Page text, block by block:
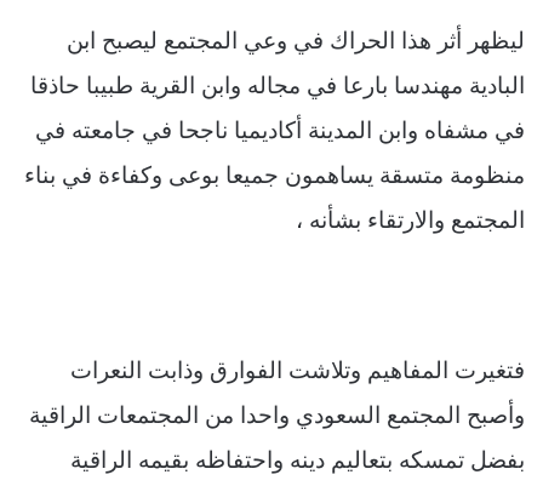
ليظهر أثر هذا الحراك في وعي المجتمع ليصبح ابن
البادية مهندسا بارعا في مجاله وابن القرية طبيبا حاذقا
في مشفاه وابن المدينة أكاديميا ناجحا في جامعته في
منظومة متسقة يساهمون جميعا بوعى وكفاءة في بناء
المجتمع والارتقاء بشأنه ،
فتغيرت المفاهيم وتلاشت الفوارق وذابت النعرات
وأصبح المجتمع السعودي واحدا من المجتمعات الراقية
بفضل تمسكه بتعاليم دينه واحتفاظه بقيمه الراقية